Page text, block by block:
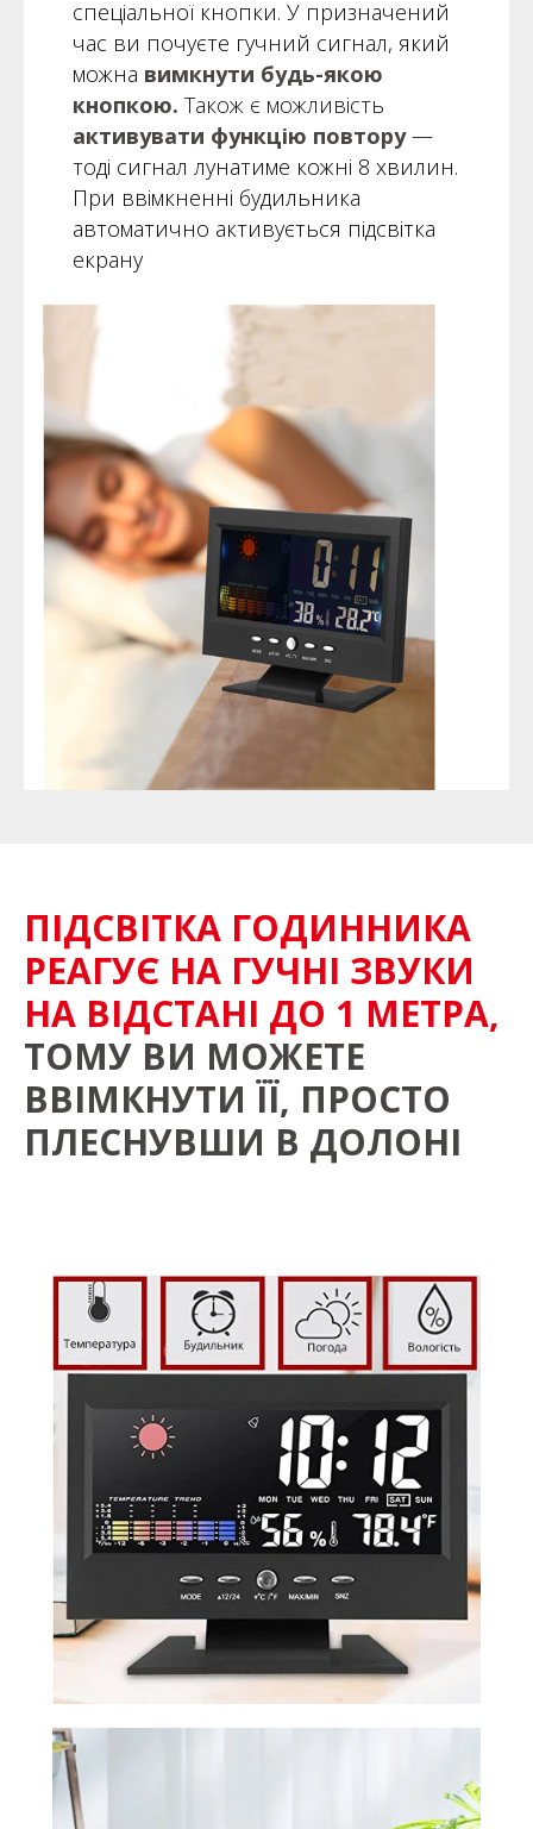
спеціальної кнопки. У призначений
час ви почуєте гучний сигнал, який
можна вимкнути будь-якою
кнопкою. Також є можливість
активувати функцію повтору—
тоді сигнал лунатиме кожні 8 хвилин.
При ввімкненні будильника
автоматично активується підсвітка
екрану
ПІДСВІТКА ГОДИННИКА
РЕАГУЄ НА ГУЧНІ ЗВУКИ
НА ВІДСТАНІ ДО 1 МЕТРА,
ТОМУ ВИ МОЖЕТЕ
ВВІМКНУТИ ЇЇ, ПРОСТО
ПЛЕСНУВШИ В ДОЛОНІ